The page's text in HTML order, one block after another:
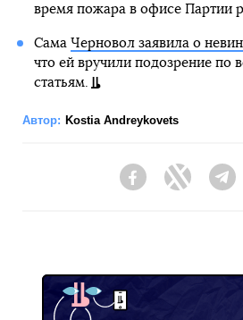
время пожара в офисе Партии
Сама Черновол заявила о
что ей вручили подозрение по
статьям.
Автор: Kostia Andreykovets
FacebookTwitter